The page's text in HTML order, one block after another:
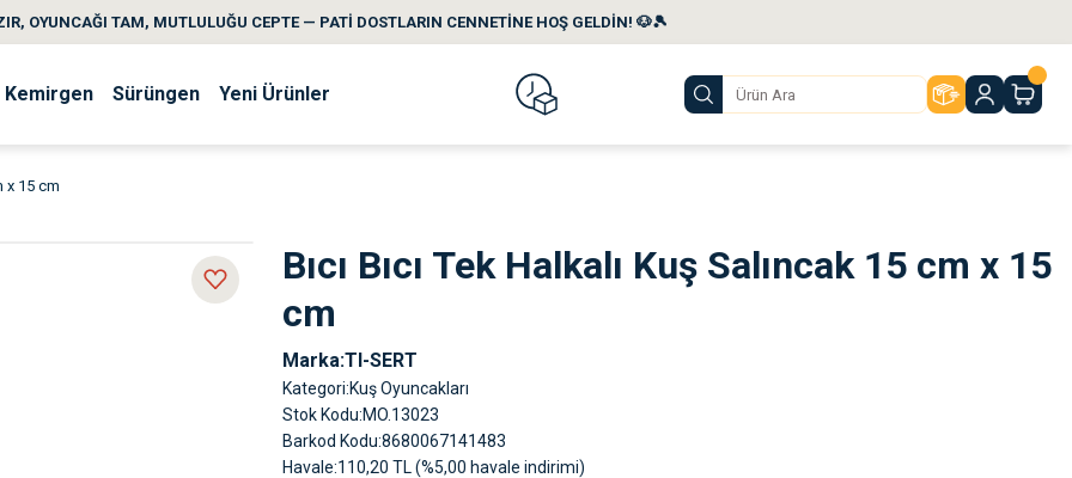
OYUNCAĞI TAM, MUTLULUĞU CEPTE — PATİ DOSTLARIN CENNETİNE HOŞ GELDİN! 🐶🎾
Kemirgen Sürüngen Yeni Ürünler
x 15 cm
Bıcı Bıcı Tek Halkalı Kuş Salıncak 15 cm x 15
cm
Marka TI-SERT
Kategori Kuş Oyuncakları
Stok Kodu MO.13023
Barkod Kodu 8680067141483
Havale 110,20 TL (%5,00 havale indirimi)